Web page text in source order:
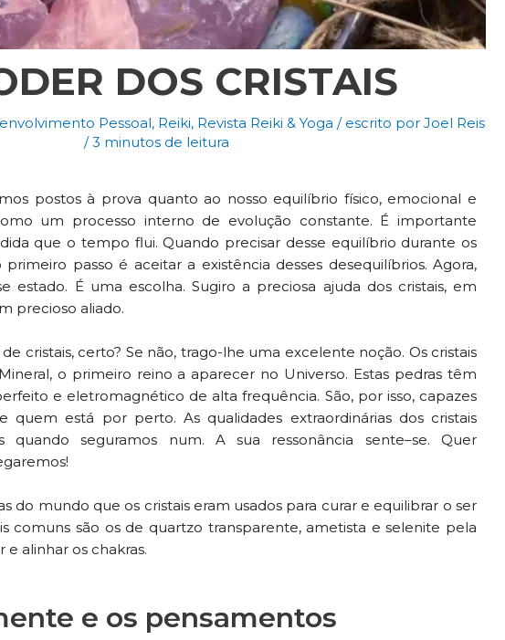
DOS CRISTAIS
Pessoal, Reiki, Revista Reiki & Yoga / escrito por Joel Reis
/3 minutos de leitura
postos à prova quanto ao nosso equilíbrio físico, emocional e
um processo interno de evolução constante. É importante
que o tempo flui. Quando precisar desse equilíbrio durante os
passo é aceitar a existência desses desequilíbrios. Agora,
estado. É uma escolha. Sugiro a preciosa ajuda dos cristais, em
precioso aliado.
cristais, certo? Se não, trago-lhe uma excelente noção. Os cristais
o primeiro reino a aparecer no Universo. Estas pedras têm
e eletromagnético de alta frequência. São, por isso, capazes
quem está por perto. As qualidades extraordinárias dos cristais
quando seguramos num. A sua ressonância sente–se. Quer
do mundo que os cristais eram usados para curar e equilibrar o ser
comuns são os de quartzo transparente, ametista e selenite pela
e alinhar os chakras.
e os pensamentos